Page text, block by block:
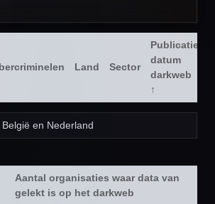
Land Sector
Publicatie
datum
darkweb
↑
en Nederland
Aantal organisaties waar data van
gelekt is op het darkweb